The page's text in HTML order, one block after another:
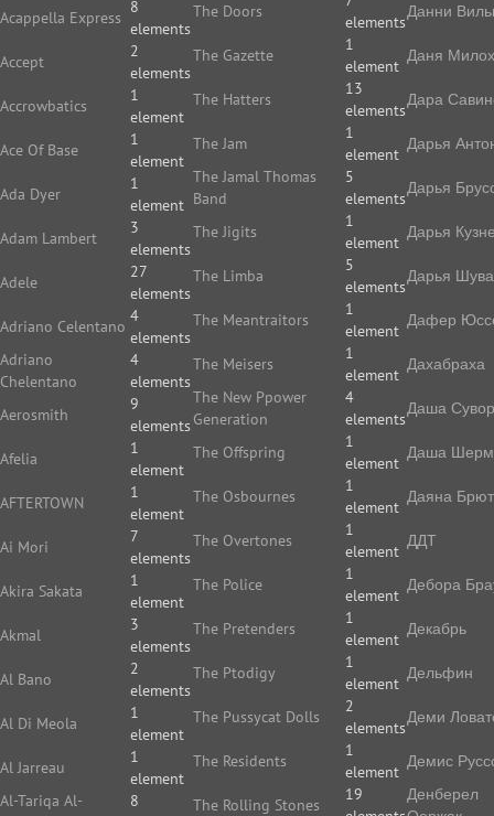
Acappella Express
8
elements
Accept
2
elements
Accrowbatics
1
element
Ace Of Base
1
element
Ada Dyer
1
element
Adam Lambert
3
elements
Adele
27
elements
Adriano Celentano
4
elements
Adriano
Chelentano
4
elements
Aerosmith
9
elements
Afelia
1
element
AFTERTOWN
1
element
Ai Mori
7
elements
Akira Sakata
1
element
Akmal
3
elements
Al Bano
2
elements
Al Di Meola
1
element
Al Jarreau
1
element
Al-Tariqa Al-
8
The Doors
elements
The Gazette
1
element
The Hatters
13
elements
The Jam
1
element
The Jamal Thomas
Band
5
elements
The Jigits
1
element
The Limba
5
elements
The Meantraitors
1
element
The Meisers
1
element
The New Ppower
Generation
4
elements
The Offspring
1
element
The Osbournes
1
element
The Overtones
1
element
The Police
1
element
The Pretenders
1
element
The Ptodigy
1
element
The Pussycat Dolls
2
elements
The Residents
1
element
The Rolling Stones
19
Данни
Даня
Дара
Дарья
Дарья
Дарья
Дарья
Дафер
Дахабраха
Даша
Даша
Даяна Брют
ДДТ
Дебора
Декабрь
Дельфин
Деми
Демис
Денберел